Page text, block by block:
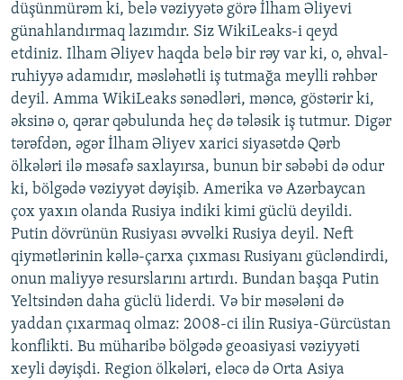
düşünmürəm ki, belə vəziyyətə görə İlham Əliyevi
günahlandırmaq lazımdır. Siz WikiLeaks-i qeyd
etdiniz. Ilham Əliyev haqda belə bir rəy var ki, o, əhval-
ruhiyyə adamıdır, məsləhətli iş tutmağa meylli rəhbər
deyil. Amma WikiLeaks sənədləri, məncə, göstərir ki,
əksinə o, qərar qəbulunda heç də tələsik iş tutmur. Digər
tərəfdən, əgər İlham Əliyev xarici siyasətdə Qərb
ölkələri ilə məsafə saxlayırsa, bunun bir səbəbi də odur
ki, bölgədə vəziyyət dəyişib. Amerika və Azərbaycan
çox yaxın olanda Rusiya indiki kimi güclü deyildi.
Putin dövrünün Rusiyası əvvəlki Rusiya deyil. Neft
qiymətlərinin kəllə-çarxa çıxması Rusiyanı gücləndirdi,
onun maliyyə resurslarını artırdı. Bundan başqa Putin
Yeltsindən daha güclü liderdi. Və bir məsələni də
yaddan çıxarmaq olmaz: 2008-ci ilin Rusiya-Gürcüstan
konflikti. Bu müharibə bölgədə geoasiyasi vəziyyəti
xeyli dəyişdi. Region ölkələri, eləcə də Orta Asiya